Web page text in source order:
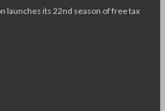
launches its 22nd season of free tax